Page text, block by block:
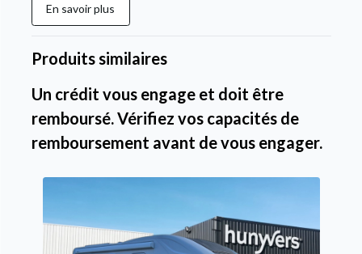
En savoir plus
Produits similaires
Un crédit vous engage et doit être
remboursé. Vérifiez vos capacités de
remboursement avant de vous engager.